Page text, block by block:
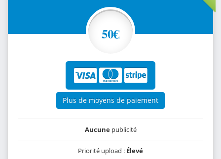
50€
Plus de moyens de paiement
Aucunepublicité
Priorité upload : Élevé